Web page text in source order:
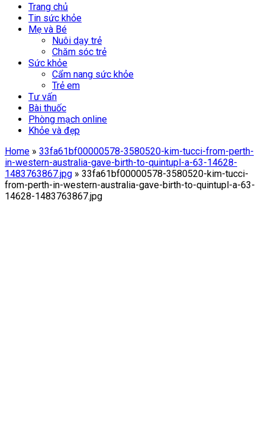
Trang chủ
Tin sức khỏe
Mẹ và Bé
Nuôi dạy trẻ
Chăm sóc trẻ
Sức khỏe
Cẩm nang sức khỏe
Trẻ em
Tư vấn
Bài thuốc
Phòng mạch online
Khỏe và đẹp
Home » 33fa61bf00000578-3580520-kim-tucci-from-perth-
in-western-australia-gave-birth-to-quintupl-a-63-14628-
1483763867.jpg » 33fa61bf00000578-3580520-kim-tucci-
from-perth-in-western-australia-gave-birth-to-quintupl-a-63-
14628-1483763867.jpg